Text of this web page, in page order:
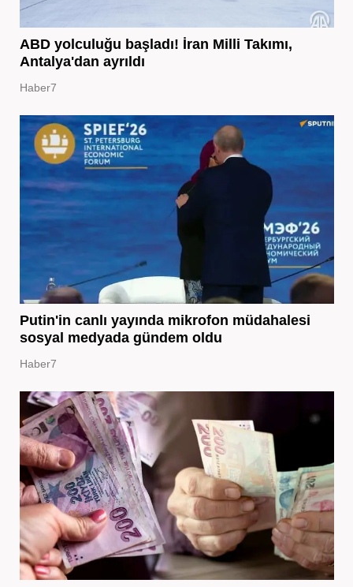
ABD yolculuğu başladı! İran Milli Takımı,
Antalya'dan ayrıldı
Haber7
Putin'in canlı yayında mikrofon müdahalesi
sosyal medyada gündem oldu
Haber7